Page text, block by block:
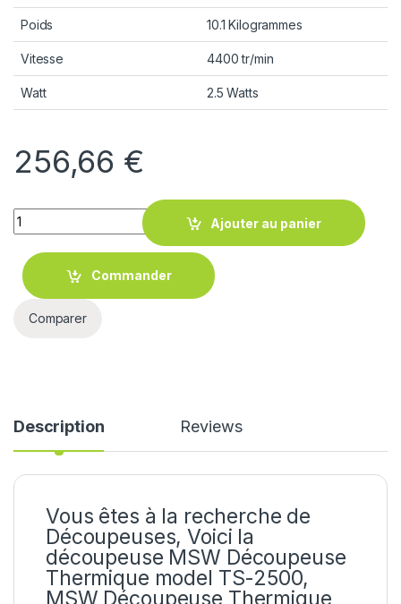
Poids 10.1 Kilogrammes
Vitesse 4400 tr/min
Watt 2.5 Watts
256,66 €
Quantity
Ajouter au panier
Commander
Comparer
Description Reviews
Vous êtes à la recherche de
Découpeuses, Voici la
découpeuse MSW Découpeuse
Thermique model TS-2500,
MSW Découpeuse Thermique